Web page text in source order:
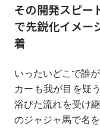
その開発スピー
で先鋭化イメー
着
いったいどこで誰
カーも我が目を疑
浴びた流れを受け
のジャジャ馬で名